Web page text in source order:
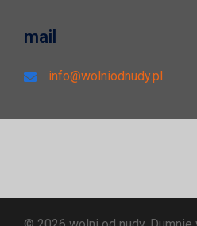
mail
info@wolniodnudy.pl